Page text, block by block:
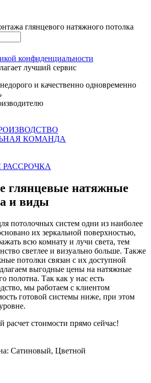
глянцевого натяжного потолка
конфиденциальности
лучший сервис
и качественно одновременно
КОМАНДА
глянцевые натяжные
и виды
потолочных систем одни из наиболее
их зеркальной поверхностью,
всю комнату и лучи света, тем
светлее и визуально больше. Также
потолки связан с их доступной
выгодные цены на натяжные
полотна. Так как у нас есть
мы работаем с клиентом
готовой системы ниже, при этом
расчет стоимости прямо сейчас!
Сатиновый, Цветной